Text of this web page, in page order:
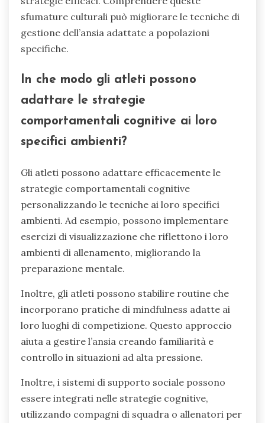
sfumature culturali può migliorare le tecniche di
gestione dell’ansia adattate a popolazioni
specifiche.
In che modo gli atleti possono
adattare le strategie
comportamentali cognitive ai loro
specifici ambienti?
Gli atleti possono adattare efficacemente le
strategie comportamentali cognitive
personalizzando le tecniche ai loro specifici
ambienti. Ad esempio, possono implementare
esercizi di visualizzazione che riflettono i loro
ambienti di allenamento, migliorando la
preparazione mentale.
Inoltre, gli atleti possono stabilire routine che
incorporano pratiche di mindfulness adatte ai
loro luoghi di competizione. Questo approccio
aiuta a gestire l’ansia creando familiarità e
controllo in situazioni ad alta pressione.
Inoltre, i sistemi di supporto sociale possono
essere integrati nelle strategie cognitive,
utilizzando compagni di squadra o allenatori per